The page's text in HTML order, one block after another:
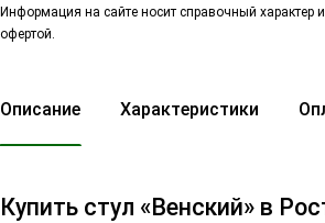
Информация на сайте носит справочный характер
офертой.
Описание Характеристики
Купить стул «Венский» в